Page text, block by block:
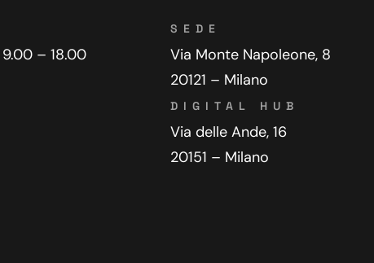
9.00 – 18.00
SEDE
Via Monte Napoleone, 8
20121 – Milano
DIGITAL HUB
Via delle Ande, 16
20151 – Milano